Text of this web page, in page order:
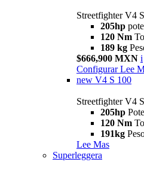
Streetfighter V4 S
205hp
120 Nm
189 kg
$666,900 MXN i
Configurar Lee
new V4 S 100
Streetfighter V4
205hp
120 Nm
191kg
Lee Mas
Superleggera